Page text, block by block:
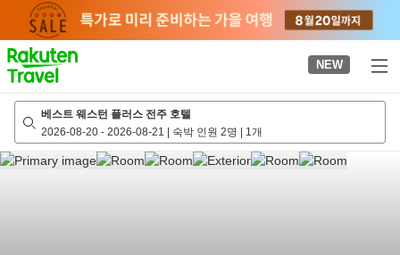
page
NEW
베스트 웨스턴 플러스 전주 호텔
2026-08-20 - 2026-08-21 | 숙박 인원 2명 | 1개